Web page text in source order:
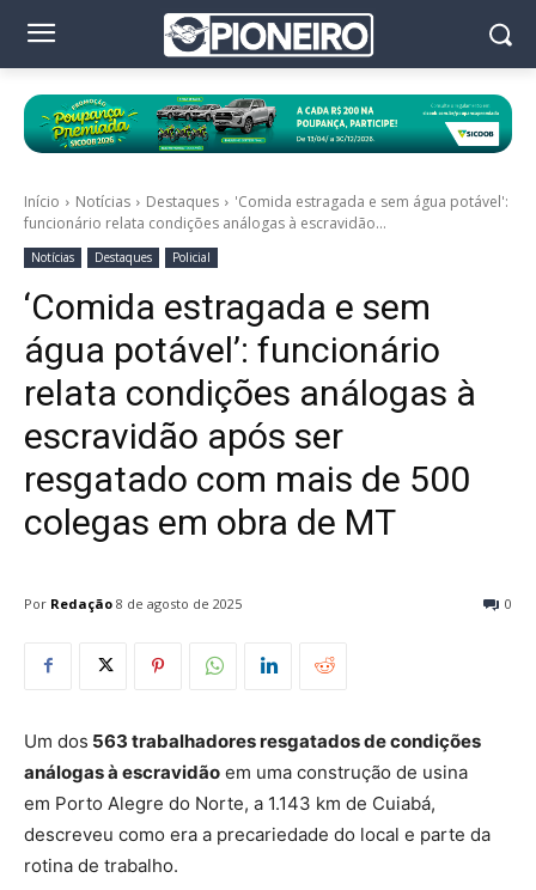
Início Notícias Destaques
'Comida estragada e sem água potável':
funcionário relata condições análogas à escravidão...
Notícias Destaques Policial
‘Comida estragada e sem
água potável’: funcionário
relata condições análogas à
escravidão após ser
resgatado com mais de 500
colegas em obra de MT
Por Redação 0
8 de agosto de 2025
Um dos 563 trabalhadores resgatados de condições
análogas à escravidão em uma construção de usina
em Porto Alegre do Norte, a 1.143 km de Cuiabá,
descreveu como era a precariedade do local e parte da
rotina de trabalho.